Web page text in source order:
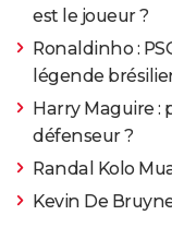
est le joueur ?
Ronaldinho :
légende
Harry Maguire :
défenseur ?
Randal Kolo
Kevin De